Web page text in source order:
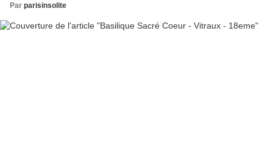
Par parisinsolite